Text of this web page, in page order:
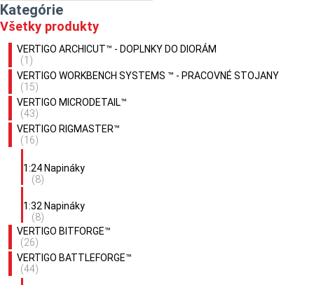
Kategórie
Všetky produkty
VERTIGO ARCHICUT™ - DOPLNKY DO DIORÁM
(1)
VERTIGO WORKBENCH SYSTEMS ™ - PRACOVNÉ STOJANY
(15)
VERTIGO MICRODETAIL™
(43)
VERTIGO RIGMASTER™
(16)
1:24 Napináky
(8)
1:32 Napináky
(8)
VERTIGO BITFORGE™
(26)
VERTIGO BATTLEFORGE™
(44)